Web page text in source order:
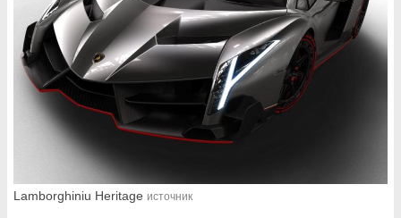
Lamborghiniu Heritage источник